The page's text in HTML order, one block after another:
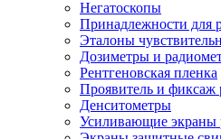
Негатоскопы
Принадлежности для
Эталоны
Дозиметры и
Рентгеновская пленка
Проявитель и фиксаж
Денситометры
Усиливающие экраны